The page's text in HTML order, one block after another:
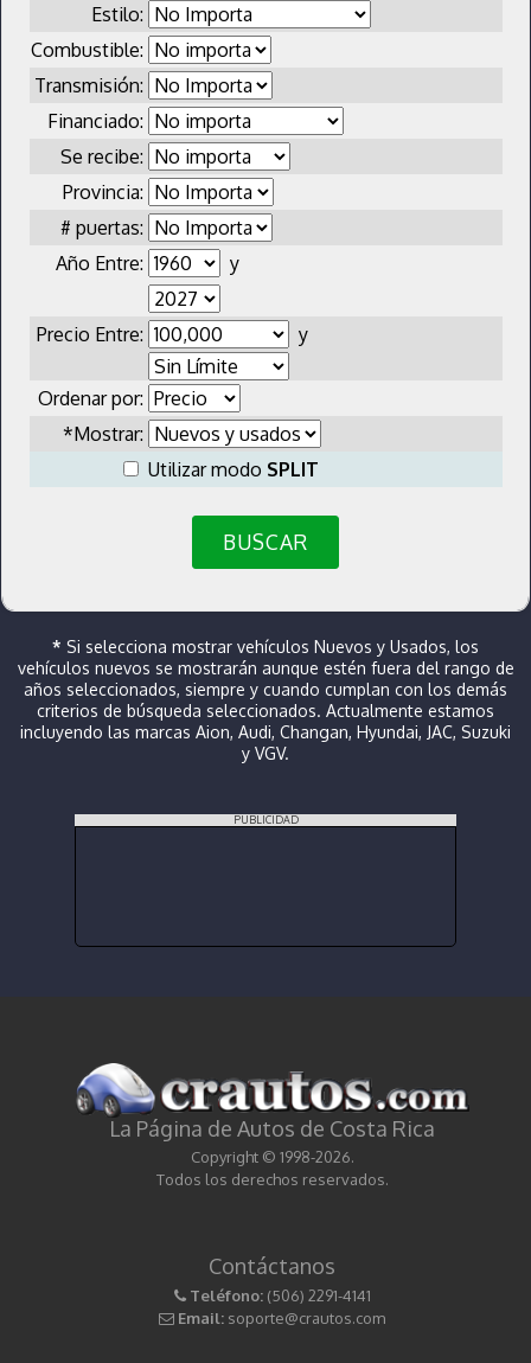
Estilo:
Combustible:
Transmisión:
Financiado:
Se recibe:
Provincia:
# puertas:
Año Entre:
y
Precio Entre: y
Ordenar por:
*Mostrar:
Utilizar modo SPLIT
BUSCAR
* Si selecciona mostrar vehículos Nuevos y Usados, los
vehículos nuevos se mostrarán aunque estén fuera del rango de
años seleccionados, siempre y cuando cumplan con los demás
criterios de búsqueda seleccionados. Actualmente estamos
incluyendo las marcas Aion, Audi, Changan, Hyundai, JAC, Suzuki
y VGV.
PUBLICIDAD
La Página de Autos de Costa Rica
Copyright © 1998-2026.
Todos los derechos reservados.
Contáctanos
Teléfono: (506) 2291-4141
Email: soporte@crautos.com